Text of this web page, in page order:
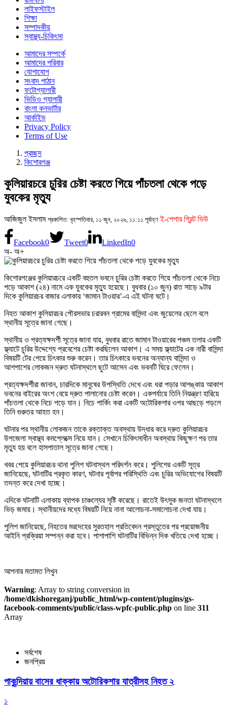
লাইফস্টাইল
শিক্ষা
সম্পাদকীয়
স্বাস্থ্য-চিকিৎসা
আমাদের সম্পর্কে
আমাদের পরিবার
যোগাযোগ
সংবাদ পাঠান
ফটোগ্যালারী
ভিডিও গ্যালারী
বাংলা কনভার্টার
আর্কাইভ
Privacy Policy
Terms of Use
প্রচ্ছদ
কিশোরগঞ্জ
কুলিয়ারচরে চুরির চেষ্টা করতে গিয়ে পাঁচতলা থেকে পড়ে
যুবকের মৃত্যু
আজিজুল ইসলাম প্রকাশিত: বৃহস্পতিবার, ১১ জুন, ২০২৬, ১১:১১ পূর্বাহ্ণ ই-পেপার প্রিন্ট ভিউ
Facebook0 Tweet0 LinkedIn0
অ- অ+
কিশোরগঞ্জের কুলিয়ারচরে একটি বহুতল ভবনে চুরির চেষ্টা করতে গিয়ে পাঁচতলা থেকে নিচে
পড়ে আকাশ (২৪) নামে এক যুবকের মৃত্যু হয়েছে। বুধবার (১০ জুন) রাত সাড়ে ৯টার
দিকে কুলিয়ারচর বাজার এলাকার ‘জামান টাওয়ার’-এ এই ঘটনা ঘটে।
নিহত আকাশ কুলিয়ারচর পৌরসভার চরারবন গ্রামের বাসিন্দা এবং জুয়েলের ছেলে বলে
স্থানীয় সূত্রে জানা গেছে।
স্থানীয় ও প্রত্যক্ষদর্শী সূত্রে জানা যায়, বুধবার রাতে জামান টাওয়ারের পঞ্চম তলার একটি
ফ্ল্যাটে চুরির উদ্দেশ্যে প্রবেশের চেষ্টা করছিলেন আকাশ। এ সময় ফ্ল্যাটের এক নারী বাসিন্দা
বিষয়টি টের পেয়ে চিৎকার শুরু করেন। তার চিৎকারে ভবনের অন্যান্য বাসিন্দা ও
আশপাশের লোকজন দ্রুত ঘটনাস্থলে ছুটে আসেন এবং ভবনটি ঘিরে ফেলেন।
প্রত্যক্ষদর্শীরা জানান, চারদিকে মানুষের উপস্থিতি দেখে এবং ধরা পড়ার আশঙ্কায় আকাশ
ভবনের বাইরের অংশ বেয়ে দ্রুত পালানোর চেষ্টা করেন। একপর্যায়ে তিনি নিয়ন্ত্রণ হারিয়ে
পাঁচতলা থেকে নিচে পড়ে যান। নিচে পার্কিং করা একটি অটোরিকশার ওপর আছড়ে পড়লে
তিনি গুরুতর আহত হন।
ঘটনার পর স্থানীয় লোকজন তাকে রক্তাক্ত অবস্থায় উদ্ধার করে দ্রুত কুলিয়ারচর
উপজেলা স্বাস্থ্য কমপ্লেক্সে নিয়ে যান। সেখানে চিকিৎসাধীন অবস্থায় কিছুক্ষণ পর তার
মৃত্যু হয় বলে হাসপাতাল সূত্রে জানা গেছে।
খবর পেয়ে কুলিয়ারচর থানা পুলিশ ঘটনাস্থল পরিদর্শন করে। পুলিশের একটি সূত্র
জানিয়েছে, ঘটনাটির প্রকৃত কারণ, ঘটনার পূর্বাপর পরিস্থিতি এবং চুরির অভিযোগের বিষয়টি
তদন্ত করে দেখা হচ্ছে।
এদিকে ঘটনাটি এলাকায় ব্যাপক চাঞ্চল্যের সৃষ্টি করেছে। রাতেই উৎসুক জনতা ঘটনাস্থলে
ভিড় জমায়। স্থানীয়দের মধ্যে বিষয়টি নিয়ে নানা আলোচনা-সমালোচনা দেখা যায়।
পুলিশ জানিয়েছে, নিহতের মরদেহের সুরতহাল প্রতিবেদন প্রস্তুতের পর প্রয়োজনীয়
আইনি প্রক্রিয়া সম্পন্ন করা হবে। পাশাপাশি ঘটনাটির বিভিন্ন দিক খতিয়ে দেখা হচ্ছে।
আপনার মতামত লিখুন
Warning: Array to string conversion in
/home/dkishoreganj/public_html/wp-content/plugins/gs-
facebook-comments/public/class-wpfc-public.php on line 311
Array
সর্বশেষ
জনপ্রিয়
পাকুন্দিয়ায় বাসের ধাক্কায় অটোরিকশার যাত্রীসহ নিহত ২
১